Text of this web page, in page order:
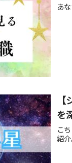
あ
を
こ
紹